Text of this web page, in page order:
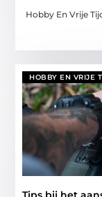
Hobby En Vrije
HOBBY EN VRIJE